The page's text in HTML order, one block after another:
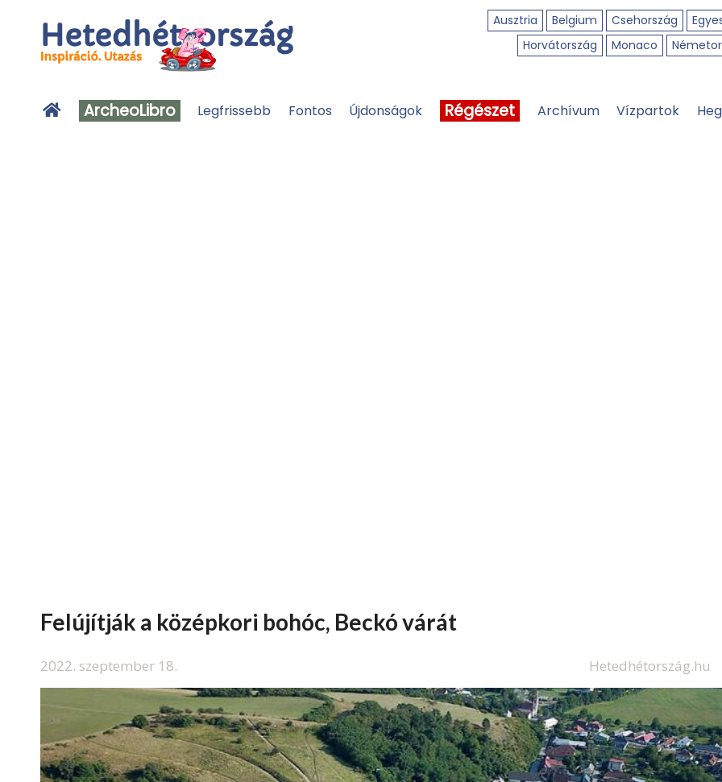
Ausztria Belgium Csehország
Horvátország
Monaco
ArcheoLibro Legfrissebb Fontos Újdonságok Régészet Archívum Vízpartok
Felújítják a középkori bohóc, Beckó várát
2022. szeptember 18. Hetedhétország.hu